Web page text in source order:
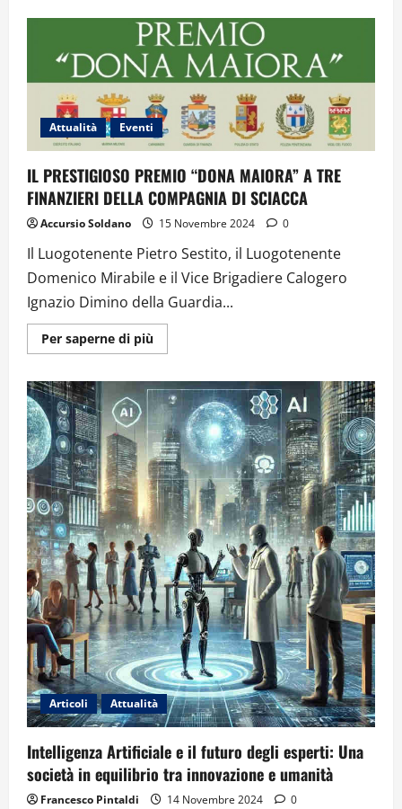
BELLEZZA
RUBATA:
L’INTERESSE
DELLA
MAFIA
PER
LE
OPERE
D’ARTE”.
L’INCONTRO
AL
SAN
ROCCO
DI
Attualità Eventi
IL PRESTIGIOSO PREMIO “DONA MAIORA” A TRE
FINANZIERI DELLA COMPAGNIA DI SCIACCA
Accursio Soldano 15 Novembre 2024 0
Il Luogotenente Pietro Sestito, il Luogotenente
Domenico Mirabile e il Vice Brigadiere Calogero
Ignazio Dimino della Guardia...
Per saperne di piùUlteriori
informazioni
PRESTIGIOSO
PREMIO
“DONA
MAIORA”
A
TRE
FINANZIERI
DELLA
COMPAGNIA
DI
SCIACCA
Articoli Attualità
Intelligenza Artificiale e il futuro degli esperti: Una
società in equilibrio tra innovazione e umanità
Francesco Pintaldi 14 Novembre 2024 0